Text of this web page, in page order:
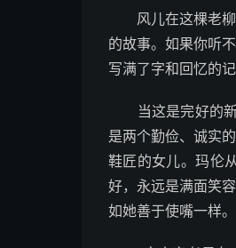
风儿在这棵老柳
的故事。如果你听
写满了字和回忆的记
当这是完好的新
是两个勤俭、诚实
鞋匠的女儿。玛伦
好，永远是满面笑
如她善于使嘴一样